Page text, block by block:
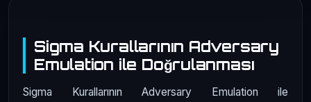
Sigma Kurallarının Adversary
Emulation ile Doğrulanması
Sigma Kurallarının Adversary Emulation ile